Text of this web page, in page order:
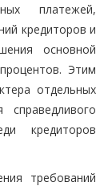
платежей,
кредиторов и
основной
Этим
отдельных
кредиторов
требований